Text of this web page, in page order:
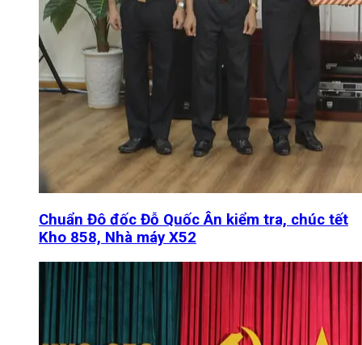
Chuẩn Đô đốc Đỗ Quốc Ân kiểm tra, chúc tết
Kho 858, Nhà máy X52